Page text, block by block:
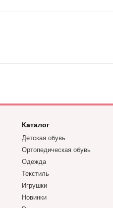
Каталог
Детская обувь
Ортопедическая обувь
Одежда
Текстиль
Игрушки
Новинки